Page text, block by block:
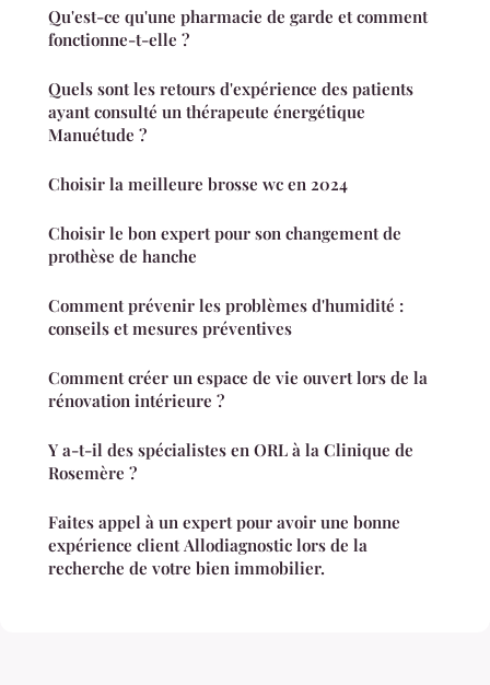
Qu'est-ce qu'une pharmacie de garde et comment
fonctionne-t-elle ?
Quels sont les retours d'expérience des patients
ayant consulté un thérapeute énergétique
Manuétude ?
Choisir la meilleure brosse wc en 2024
Choisir le bon expert pour son changement de
prothèse de hanche
Comment prévenir les problèmes d'humidité :
conseils et mesures préventives
Comment créer un espace de vie ouvert lors de la
rénovation intérieure ?
Y a-t-il des spécialistes en ORL à la Clinique de
Rosemère ?
Faites appel à un expert pour avoir une bonne
expérience client Allodiagnostic lors de la
recherche de votre bien immobilier.